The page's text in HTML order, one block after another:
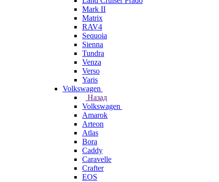
Mark II
Matrix
RAV4
Sequoia
Sienna
Tundra
Venza
Verso
Yaris
Volkswagen
Назад
Volkswagen
Amarok
Arteon
Atlas
Bora
Caddy
Caravelle
Crafter
EOS